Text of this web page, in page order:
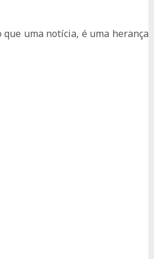
uma notícia, é uma herança